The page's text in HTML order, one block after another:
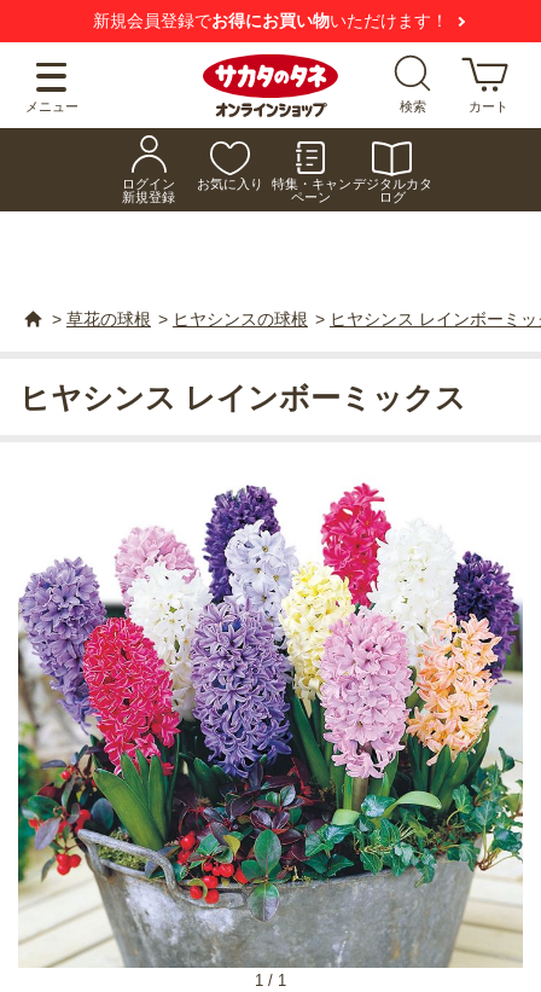
新規会員登録でお得にお買い物いただけます！
メニュー 検索 カート
ログイン
新規登録
お気に入り
特集・キャン
ペーン
デジタルカタ
ログ
> 草花の球根 > ヒヤシンスの球根 > ヒヤシンス レインボーミ
1 / 1
ヒヤシンス レインボーミックス